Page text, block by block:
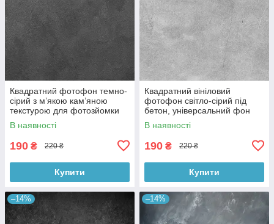
Квадратний фотофон темно-
сірий з м’якою кам’яною
текстурою для фотозйомки
товарів 60x60 см, №550076
В наявності
190 ₴ 220 ₴
Купити
Квадратний вініловий
фотофон світло-сірий під
бетон, універсальний фон
для зйомки, 60x60 см,
№550478
В наявності
190 ₴ 220 ₴
Купити
–14% –14%